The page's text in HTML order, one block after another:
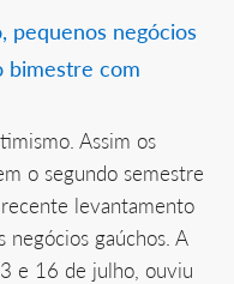
pequenos negócios
bimestre com
Assim os
o segundo semestre
levantamento
negócios gaúchos. A
e 16 de julho, ouviu